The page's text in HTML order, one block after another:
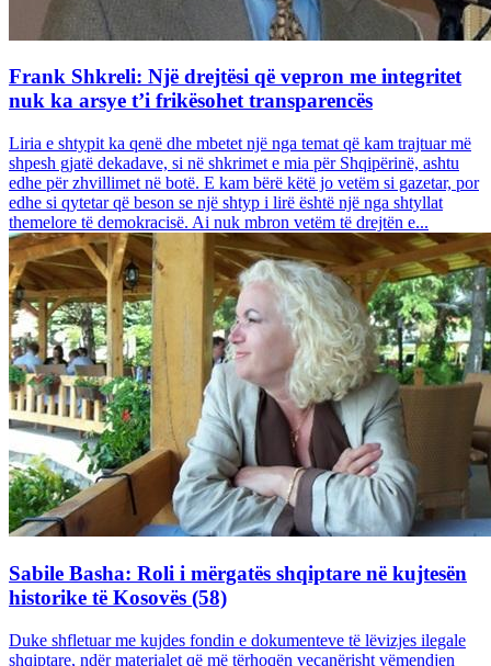
Frank Shkreli: Një drejtësi që vepron me integritet
nuk ka arsye t’i frikësohet transparencës
Liria e shtypit ka qenë dhe mbetet një nga temat që kam trajtuar më
shpesh gjatë dekadave, si në shkrimet e mia për Shqipërinë, ashtu
edhe për zhvillimet në botë. E kam bërë këtë jo vetëm si gazetar, por
edhe si qytetar që beson se një shtyp i lirë është një nga shtyllat
themelore të demokracisë. Ai nuk mbron vetëm të drejtën e...
Sabile Basha: Roli i mërgatës shqiptare në kujtesën
historike të Kosovës (58)
Duke shfletuar me kujdes fondin e dokumenteve të lëvizjes ilegale
shqiptare, ndër materialet që më tërhoqën veçanërisht vëmendjen